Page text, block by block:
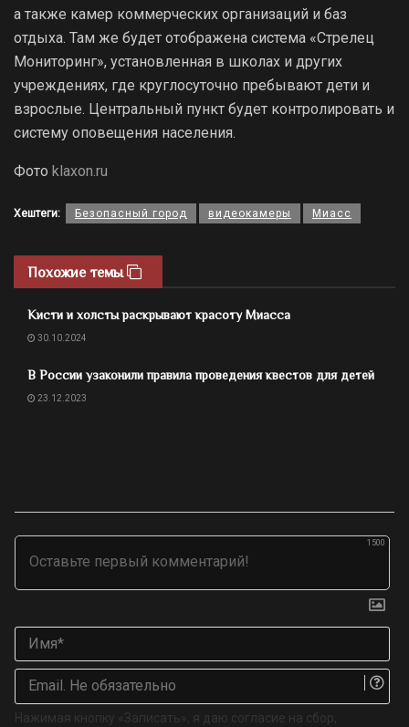
а также камер коммерческих организаций и баз
отдыха. Там же будет отображена система «Стрелец
Мониторинг», установленная в школах и других
учреждениях, где круглосуточно пребывают дети и
взрослые. Центральный пункт будет контролировать и
систему оповещения населения.
Фото klaxon.ru
Хештеги: Безопасный город видеокамеры Миасс
Похожие темы
Кисти и холсты раскрывают красоту Миасса
30.10.2024
В России узаконили правила проведения квестов для детей
23.12.2023
1500
Нажимая кнопку «Записать», я даю согласие на сбор,